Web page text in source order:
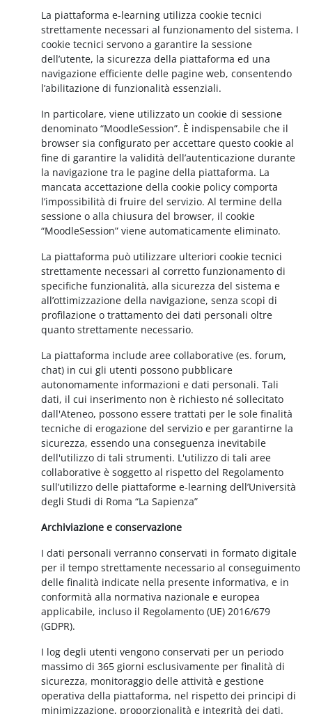
La piattaforma e-learning utilizza cookie tecnici
strettamente necessari al funzionamento del sistema. I
cookie tecnici servono a garantire la sessione
dell’utente, la sicurezza della piattaforma ed una
navigazione efficiente delle pagine web, consentendo
l’abilitazione di funzionalità essenziali.
In particolare, viene utilizzato un cookie di sessione
denominato “MoodleSession”. È indispensabile che il
browser sia configurato per accettare questo cookie al
fine di garantire la validità dell’autenticazione durante
la navigazione tra le pagine della piattaforma. La
mancata accettazione della cookie policy comporta
l’impossibilità di fruire del servizio. Al termine della
sessione o alla chiusura del browser, il cookie
“MoodleSession” viene automaticamente eliminato.
La piattaforma può utilizzare ulteriori cookie tecnici
strettamente necessari al corretto funzionamento di
specifiche funzionalità, alla sicurezza del sistema e
all’ottimizzazione della navigazione, senza scopi di
profilazione o trattamento dei dati personali oltre
quanto strettamente necessario.
La piattaforma include aree collaborative (es. forum,
chat) in cui gli utenti possono pubblicare
autonomamente informazioni e dati personali. Tali
dati, il cui inserimento non è richiesto né sollecitato
dall'Ateneo, possono essere trattati per le sole finalità
tecniche di erogazione del servizio e per garantirne la
sicurezza, essendo una conseguenza inevitabile
dell'utilizzo di tali strumenti. L'utilizzo di tali aree
collaborative è soggetto al rispetto del Regolamento
sull’utilizzo delle piattaforme e-learning dell’Università
degli Studi di Roma “La Sapienza”
Archiviazione e conservazione
I dati personali verranno conservati in formato digitale
per il tempo strettamente necessario al conseguimento
delle finalità indicate nella presente informativa, e in
conformità alla normativa nazionale e europea
applicabile, incluso il Regolamento (UE) 2016/679
(GDPR).
I log degli utenti vengono conservati per un periodo
massimo di 365 giorni esclusivamente per finalità di
sicurezza, monitoraggio delle attività e gestione
operativa della piattaforma, nel rispetto dei principi di
minimizzazione, proporzionalità e integrità dei dati.